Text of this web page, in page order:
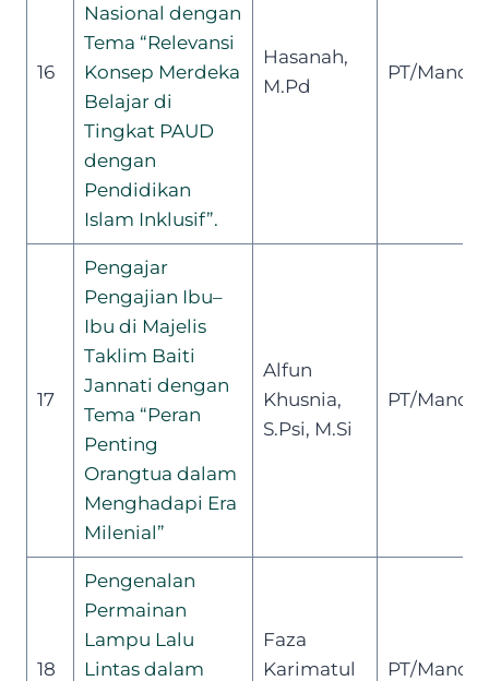
16
Nasional dengan
Tema “Relevansi
Konsep Merdeka
Belajar di
Tingkat PAUD
dengan
Pendidikan
Islam Inklusif”.
Hasanah,
M.Pd
PT/Mandiri
17
Pengajar
Pengajian Ibu–
Ibu di Majelis
Taklim Baiti
Jannati dengan
Tema “Peran
Penting
Orangtua dalam
Menghadapi Era
Milenial”
Alfun
Khusnia,
S.Psi, M.Si
PT/Mandiri
18
Pengenalan
Permainan
Lampu Lalu
Lintas dalam
Faza
Karimatul
PT/Mandiri